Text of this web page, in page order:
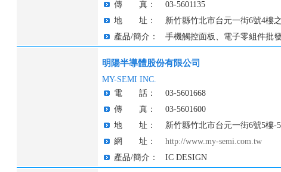
傳 真：
03-5601135
地 址：
新竹縣竹北市台元一街6號4樓
產品/簡介：
手機觸控面板、電子零組件批
明陽半導體股份有限公司
MY-SEMI INC.
電 話：
03-5601668
傳 真：
03-5601600
地 址：
新竹縣竹北市台元一街6號5樓-5
網 址：
http://www.my-semi.com.tw
產品/簡介：
IC DESIGN